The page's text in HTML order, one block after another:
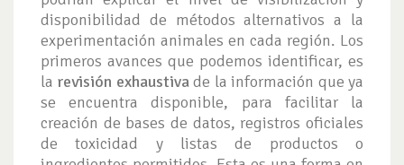
disponibilidad de métodos alternativos a la
experimentación animales en cada región. Los
primeros avances que podemos identificar, es
la revisión exhaustivade la información que ya
se encuentra disponible, para facilitar la
creación de bases de datos, registros oficiales
de toxicidad y listas de productos o